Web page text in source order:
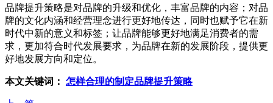
品牌提升策略是对品牌的升级和优化，丰富品牌的内容；对品
牌的文化内涵和经营理念进行更好地传达，同时也赋予它在新
时代中新的意义和标签；让品牌能够更好地满足消费者的需
求，更加符合时代发展要求，为品牌在新的发展阶段，提供更
好地发展方向和定位。
本文关键词： 怎样合理的制定品牌提升策略